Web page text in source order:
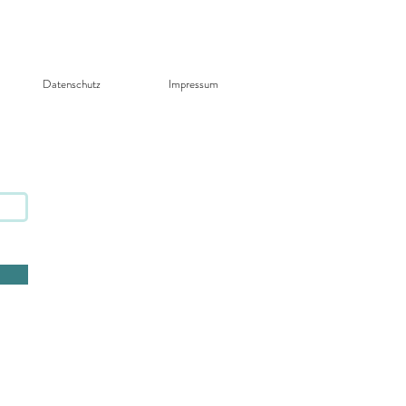
Datenschutz​ Impressum